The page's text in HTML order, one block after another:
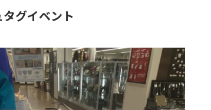
グイベント